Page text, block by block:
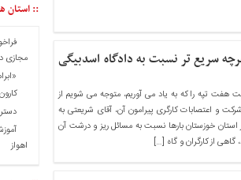
سریع تر نسبت به دادگاه اسدبیگی
تپه را که به یاد می آوریم، متوجه می شویم از
و اعتصابات کارگری پیرامون آن، آقای شریعتی به
استان خوزستان بارها نسبت به مسائل ریز و درشت آن
از کارگران و گاه […]
:: استان
مجازی
اهواز